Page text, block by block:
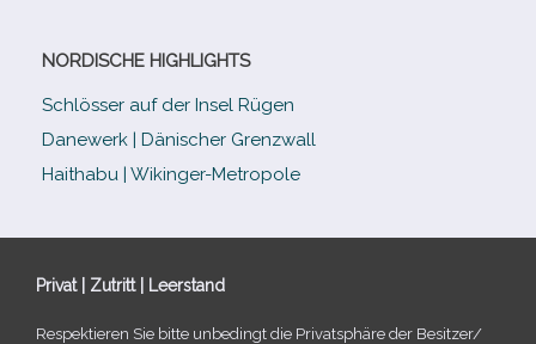
NORDISCHE HIGHLIGHTS
Schlösser auf der Insel Rügen
Danewerk | Dänischer Grenzwall
Haithabu | Wikinger-Metropole
Privat | Zutritt | Leerstand
Respektieren Sie bitte unbe­dingt die Privatsphäre der Besitzer/​